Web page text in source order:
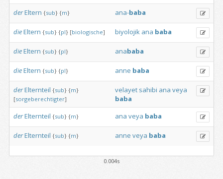
derEltern {sub} {m} ana-baba
dieEltern {sub} {pl} [biologische] biyolojik ana baba
dieEltern {sub} {pl} anababa
dieEltern {sub} {pl} anne baba
derElternteil {sub} {m}
[sorgeberechtigter]
velayet sahibi ana veya
baba
derElternteil {sub} {m} ana veya baba
derElternteil {sub} {m} anne veya baba
0.004s